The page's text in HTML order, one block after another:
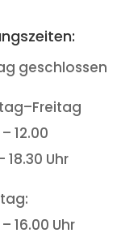
geschlossen
12.00
18.30 Uhr
16.00 Uhr